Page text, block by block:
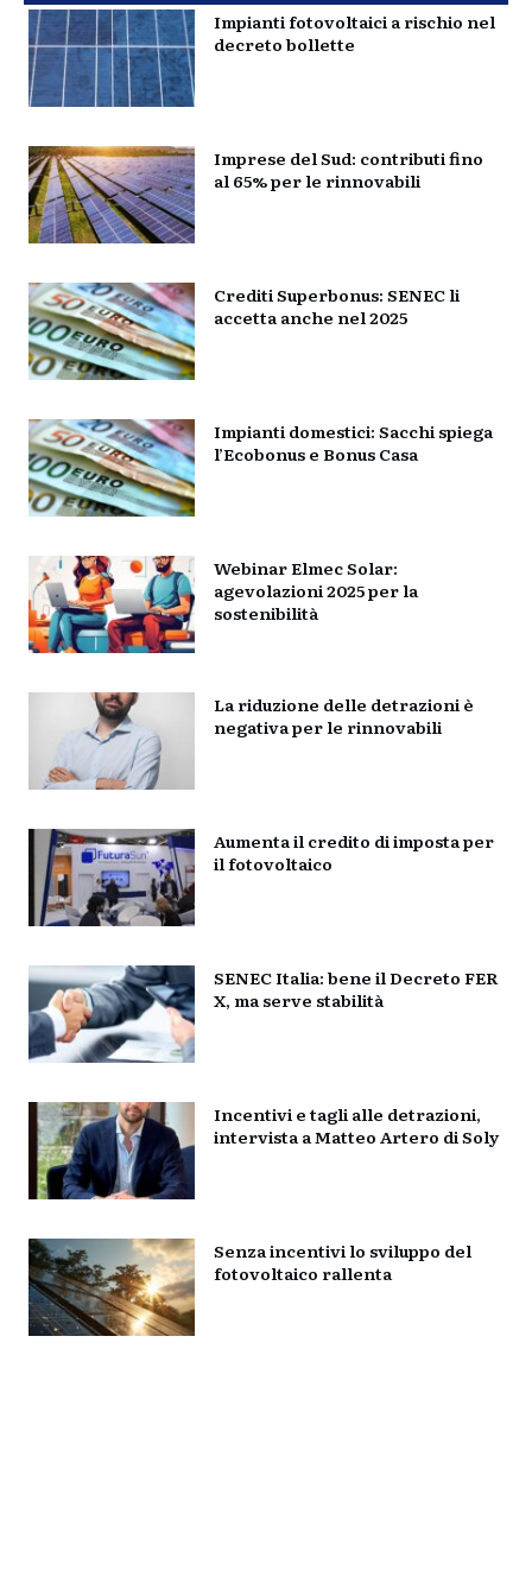
Impianti fotovoltaici a rischio nel
decreto bollette
Imprese del Sud: contributi fino
al 65% per le rinnovabili
Crediti Superbonus: SENEC li
accetta anche nel 2025
Impianti domestici: Sacchi spiega
l’Ecobonus e Bonus Casa
Webinar Elmec Solar:
agevolazioni 2025 per la
sostenibilità
La riduzione delle detrazioni è
negativa per le rinnovabili
Aumenta il credito di imposta per
il fotovoltaico
SENEC Italia: bene il Decreto FER
X, ma serve stabilità
Incentivi e tagli alle detrazioni,
intervista a Matteo Artero di Soly
Senza incentivi lo sviluppo del
fotovoltaico rallenta